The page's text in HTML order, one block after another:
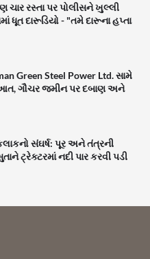
ચાર રસ્તા પર પોલીસને ખુલ્લી
દારૂડિયો - "તમે દારૂના હપ્તા
Green Steel Power Ltd. સામે
ગૌચર જમીન પર દબાણ અને
સંઘર્ષ: પૂર અને તંત્રની
ટ્રેક્ટરમાં નદી પાર કરવી પડી